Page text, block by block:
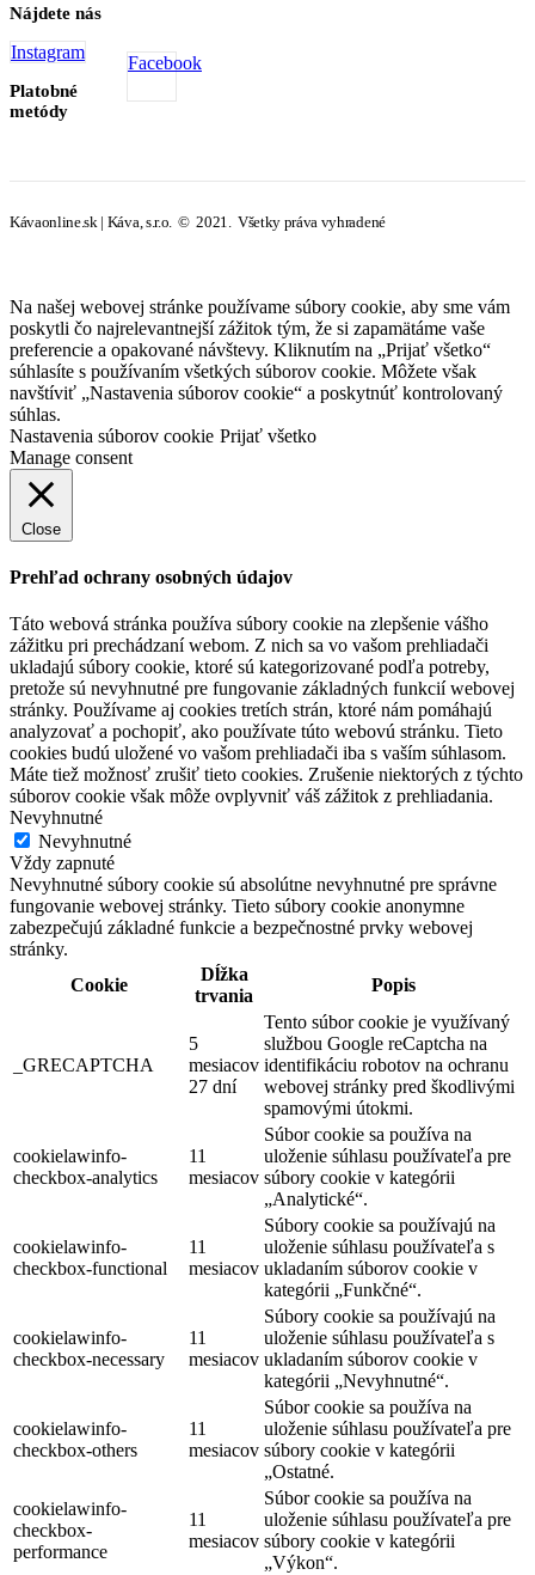
Nájdete nás
Facebook
Instagram
Platobné
metódy
Kávaonline.sk | Káva, s.r.o. © 2021. Všetky práva vyhradené
Na našej webovej stránke používame súbory cookie, aby sme vám
poskytli čo najrelevantnejší zážitok tým, že si zapamätáme vaše
preferencie a opakované návštevy. Kliknutím na „Prijať všetko“
súhlasíte s používaním všetkých súborov cookie. Môžete však
navštíviť „Nastavenia súborov cookie“ a poskytnúť kontrolovaný
súhlas.
Nastavenia súborov cookie Prijať všetko
Manage consent
Close
Prehľad ochrany osobných údajov
Táto webová stránka používa súbory cookie na zlepšenie vášho
zážitku pri prechádzaní webom. Z nich sa vo vašom prehliadači
ukladajú súbory cookie, ktoré sú kategorizované podľa potreby,
pretože sú nevyhnutné pre fungovanie základných funkcií webovej
stránky. Používame aj cookies tretích strán, ktoré nám pomáhajú
analyzovať a pochopiť, ako používate túto webovú stránku. Tieto
cookies budú uložené vo vašom prehliadači iba s vaším súhlasom.
Máte tiež možnosť zrušiť tieto cookies. Zrušenie niektorých z týchto
súborov cookie však môže ovplyvniť váš zážitok z prehliadania.
Nevyhnutné
Nevyhnutné
Vždy zapnuté
Nevyhnutné súbory cookie sú absolútne nevyhnutné pre správne
fungovanie webovej stránky. Tieto súbory cookie anonymne
zabezpečujú základné funkcie a bezpečnostné prvky webovej
stránky.
Cookie
Dĺžka
trvania
Popis
_GRECAPTCHA
5
mesiacov
27 dní
Tento súbor cookie je využívaný
službou Google reCaptcha na
identifikáciu robotov na ochranu
webovej stránky pred škodlivými
spamovými útokmi.
cookielawinfo-
checkbox-analytics
11
mesiacov
Súbor cookie sa používa na
uloženie súhlasu používateľa pre
súbory cookie v kategórii
„Analytické“.
cookielawinfo-
checkbox-functional
11
mesiacov
Súbory cookie sa používajú na
uloženie súhlasu používateľa s
ukladaním súborov cookie v
kategórii „Funkčné“.
cookielawinfo-
checkbox-necessary
11
mesiacov
Súbory cookie sa používajú na
uloženie súhlasu používateľa s
ukladaním súborov cookie v
kategórii „Nevyhnutné“.
cookielawinfo-
checkbox-others
11
mesiacov
Súbor cookie sa používa na
uloženie súhlasu používateľa pre
súbory cookie v kategórii
„Ostatné.
cookielawinfo-
checkbox-
performance
11
mesiacov
Súbor cookie sa používa na
uloženie súhlasu používateľa pre
súbory cookie v kategórii
„Výkon“.